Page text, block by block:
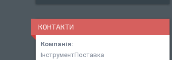
КОНТАКТИ
ІнструментПоставка